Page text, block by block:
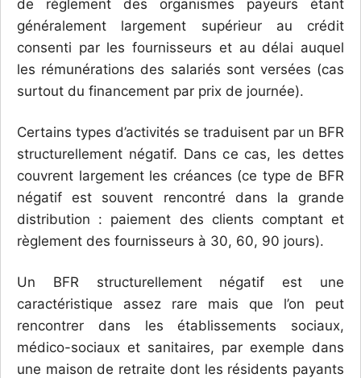
de règlement des organismes payeurs étant
généralement largement supérieur au crédit
consenti par les fournisseurs et au délai auquel
les rémunérations des salariés sont versées (cas
surtout du financement par prix de journée).
Certains types d’activités se traduisent par un BFR
structurellement négatif. Dans ce cas, les dettes
couvrent largement les créances (ce type de BFR
négatif est souvent rencontré dans la grande
distribution : paiement des clients comptant et
règlement des fournisseurs à 30, 60, 90 jours).
Un BFR structurellement négatif est une
caractéristique assez rare mais que l’on peut
rencontrer dans les établissements sociaux,
médico-sociaux et sanitaires, par exemple dans
une maison de retraite dont les résidents payants